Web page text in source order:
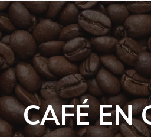
CAFÉ EN